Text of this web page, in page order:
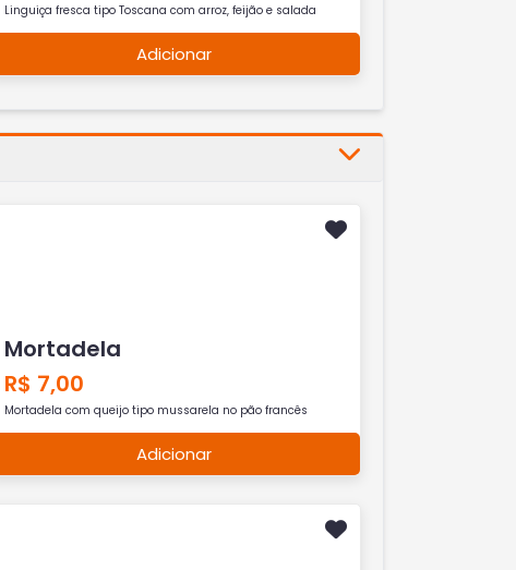
Linguiça fresca tipo Toscana com arroz, feijão e salada
Adicionar
Mortadela
R$ 7,00
Mortadela com queijo tipo mussarela no pão francês
Adicionar